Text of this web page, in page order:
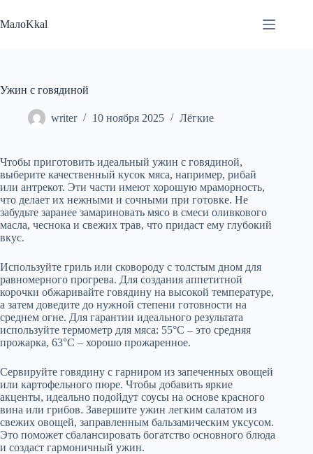
к
сути
МалоKkal
Ужин с говядиной
writer 10 ноября 2025 Лёгкие
Чтобы приготовить идеальный ужин с говядиной,
выберите качественный кусок мяса, например, рибай
или антрекот. Эти части имеют хорошую мраморность,
что делает их нежными и сочными при готовке. Не
забудьте заранее замариновать мясо в смеси оливкового
масла, чеснока и свежих трав, что придаст ему глубокий
вкус.
Используйте гриль или сковороду с толстым дном для
равномерного прогрева. Для создания аппетитной
корочки обжаривайте говядину на высокой температуре,
а затем доведите до нужной степени готовности на
среднем огне. Для гарантии идеального результата
используйте термометр для мяса: 55°C – это средняя
прожарка, 63°C – хорошо прожаренное.
Сервируйте говядину с гарниром из запеченных овощей
или картофельного пюре. Чтобы добавить яркие
акценты, идеально подойдут соусы на основе красного
вина или грибов. Завершите ужин легким салатом из
свежих овощей, заправленным бальзамическим уксусом.
Это поможет сбалансировать богатство основного блюда
и создаст гармоничный ужин.